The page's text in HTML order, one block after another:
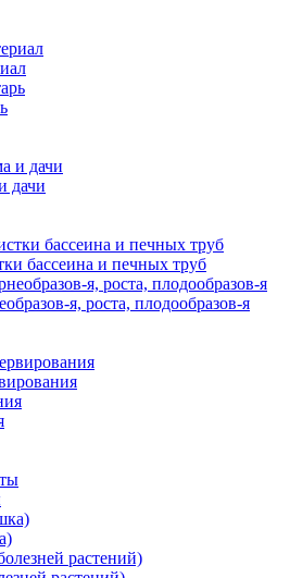
дачи
бассеина и печных труб
я, роста, плодообразов-я